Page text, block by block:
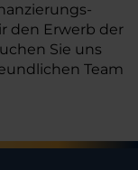
den Erwerb der
Sie uns
Team